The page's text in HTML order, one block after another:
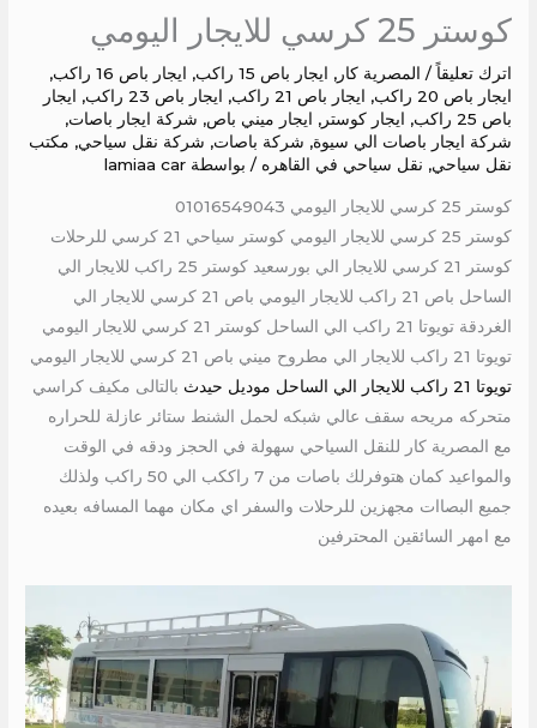
كوستر 25 كرسي للايجار اليومي
اترك تعليقاً / المصرية كار, ايجار باص 15 راكب , ايجار باص 16 راكب
,
ايجار باص 20 راكب
, ايجار باص 21 راكب , ايجار باص 23 راكب , ايجار
باص 25 راكب
, ايجار كوستر, ايجار ميني باص, شركة ايجار باصات,
شركة ايجار باصات الي سيوة, شركة باصات, شركة نقل سياحي, مكتب
نقل سياحي, نقل سياحي في القاهره / بواسطة lamiaa car
كوستر 25 كرسي للايجار اليومي 01016549043
كوستر 25 كرسي للايجار اليومي كوستر سياحي 21 كرسي للرحلات
كوستر 21 كرسي للايجار الي بورسعيد كوستر 25 راكب للايجار الي
الساحل باص 21 راكب للايجار اليومي باص 21 كرسي للايجار الي
الغردقة تويوتا 21 راكب الي الساحل كوستر 21 كرسي للايجار اليومي
تويوتا 21 راكب للايجار الي مطروح ميني باص 21 كرسي للايجار اليومي
تويوتا 21 راكب للايجار الي الساحل موديل حيدث
بالتالى مكيف كراسي
متحركه مريحه سقف عالي شبكه لحمل الشنط ستائر عازلة للحراره
مع المصرية كار للنقل السياحي سهولة في الحجز ودقه في الوقت
والمواعيد كمان هتوفرلك باصات من 7 راككب الي 50 راكب ولذلك
جميع البصاات مجهزين للرحلات والسفر اي مكان مهما المسافه بعيده
مع امهر السائقين المحترفين